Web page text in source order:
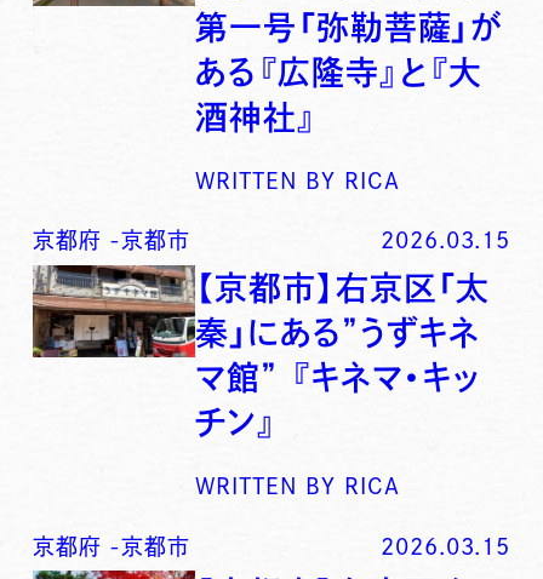
第一号「弥勒菩薩」が
ある『広隆寺』と『大
酒神社』
WRITTEN BY RICA
京都府 -京都市 2026.03.15
【京都市】右京区「太
秦」にある”うずキネ
マ館” 『キネマ・キッ
チン』
WRITTEN BY RICA
京都府 -京都市 2026.03.15